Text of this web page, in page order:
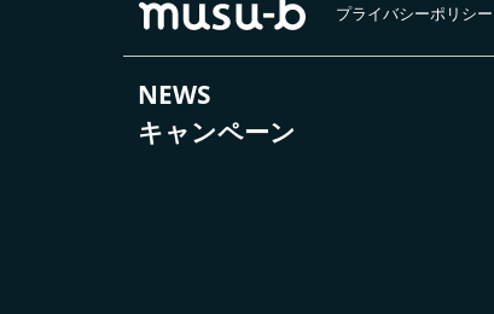
プライバシーポリシー
NEWS
キャンペーン